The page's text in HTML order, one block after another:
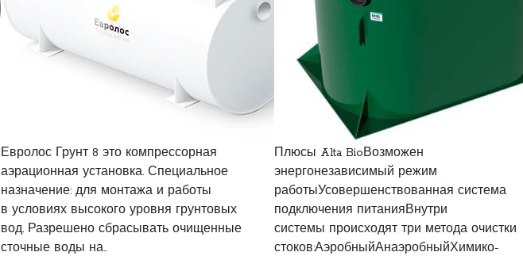
Евролос Грунт 8 это компрессорная
аэрационная установка. Специальное
назначение: для монтажа и работы
в условиях высокого уровня грунтовых
вод. Разрешено сбрасывать очищенные
сточные воды на..
Плюсы Alta BioВозможен
энергонезависимый режим
работыУсовершенствованная система
подключения питанияВнутри
системы происходят три метода очистки
стоков:АэробныйАнаэробныйХимико-